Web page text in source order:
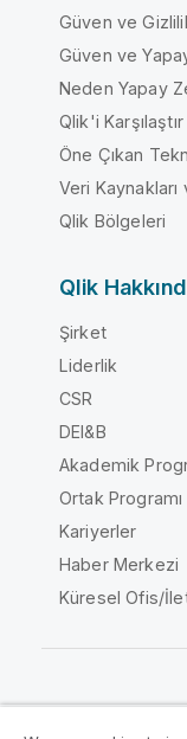
Güven ve
Güven ve
Neden Yapay
Qlik'i Karşılaştır
Öne Çıkan
Veri
Qlik Bölgeleri
Qlik
Şirket
Liderlik
CSR
DEI&B
Akademik
Ortak Programı
Kariyerler
Haber Merkezi
Küresel Ofis/